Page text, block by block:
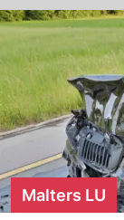
Malters LU